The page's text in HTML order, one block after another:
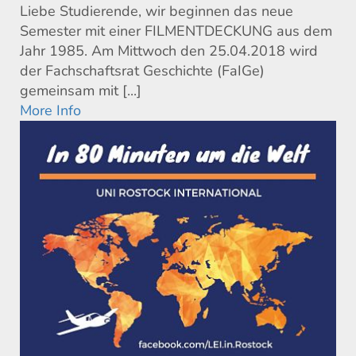
Liebe Studierende, wir beginnen das neue
Semester mit einer FILMENTDECKUNG aus dem
Jahr 1985. Am Mittwoch den 25.04.2018 wird
der Fachschaftsrat Geschichte (FaIGe)
gemeinsam mit [...]
More Info